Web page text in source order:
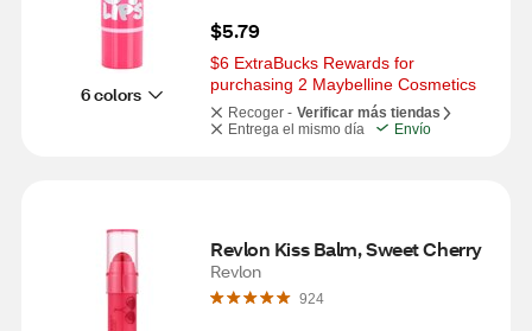
6 colors
$5.79
$6 ExtraBucks Rewards for
purchasing 2 Maybelline Cosmetics
Recoger - Verificar más tiendas
Entrega el mismo día
Envío
Revlon Kiss Balm, Sweet Cherry
Revlon
924